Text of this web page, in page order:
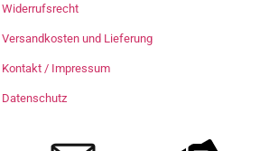
Widerrufsrecht
Versandkosten und Lieferung
Kontakt / Impressum
Datenschutz